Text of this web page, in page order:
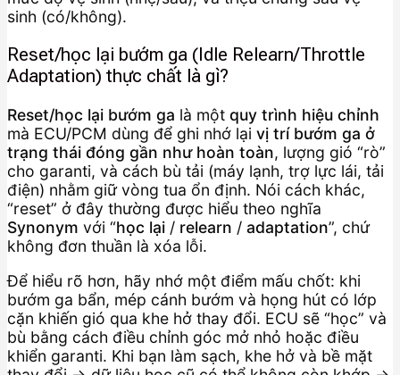
sinh (có/không).
Reset/học lại bướm ga (Idle Relearn/Throttle
Adaptation) thực chất là gì?
Reset/học lại bướm ga là một quy trình hiệu chỉnh
mà ECU/PCM dùng để ghi nhớ lại vị trí bướm ga ở
trạng thái đóng gần như hoàn toàn, lượng gió “rò”
cho garanti, và cách bù tải (máy lạnh, trợ lực lái, tải
điện) nhằm giữ vòng tua ổn định. Nói cách khác,
“reset” ở đây thường được hiểu theo nghĩa
Synonym với “học lại / relearn / adaptation”, chứ
không đơn thuần là xóa lỗi.
Để hiểu rõ hơn, hãy nhớ một điểm mấu chốt: khi
bướm ga bẩn, mép cánh bướm và họng hút có lớp
cặn khiến gió qua khe hở thay đổi. ECU sẽ “học” và
bù bằng cách điều chỉnh góc mở nhỏ hoặc điều
khiển garanti. Khi bạn làm sạch, khe hở và bề mặt